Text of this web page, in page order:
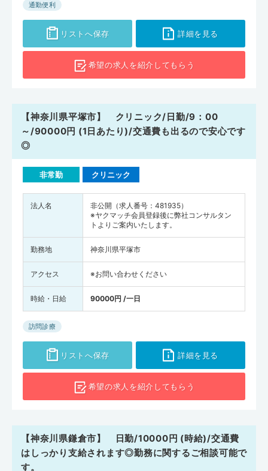
通勤便利
リストへ保存 詳細を見る
希望の求人を紹介してもらう
【神奈川県平塚市】 クリニック/日勤/9：00
～/90000円 (1日あたり)/交通費も出るので安心です
◎
非常勤 クリニック
法人名
非公開（求人番号：481935）
※ヤクマッチ会員登録後に弊社コンサルタン
トよりご案内いたします。
勤務地 神奈川県平塚市
アクセス ※お問い合わせください
時給・日給 90000円 /一日
訪問診療
リストへ保存 詳細を見る
希望の求人を紹介してもらう
【神奈川県鎌倉市】 日勤/10000円 (時給)/交通費
はしっかり支給されます◎勤務に関するご相談可能で
す。